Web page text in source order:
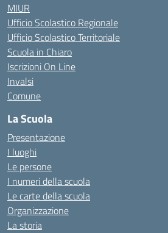
MIUR
Ufficio Scolastico Regionale
Ufficio Scolastico Territoriale
Scuola in Chiaro
Iscrizioni On Line
Invalsi
Comune
La Scuola
Presentazione
I luoghi
Le persone
I numeri della scuola
Le carte della scuola
Organizzazione
La storia